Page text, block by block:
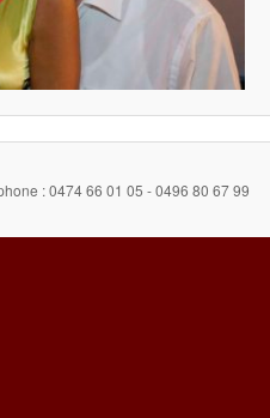
: 0474 66 01 05 - 0496 80 67 99